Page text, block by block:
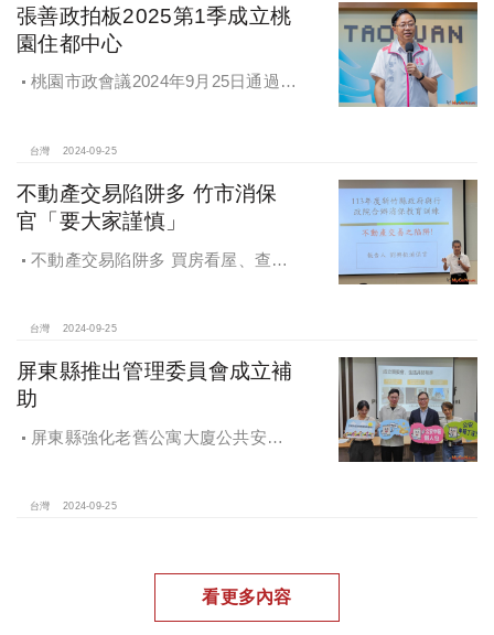
張善政拍板2025第1季成立桃
園住都中心
桃園市政會議2024年9月25日通過
住都中心
台灣 2024-09-25
不動產交易陷阱多 竹市消保
官「要大家謹慎」
不動產交易陷阱多 買房看屋、查
台灣 2024-09-25
屏東縣推出管理委員會成立補
助
屏東縣強化老舊公寓大廈公共安全
台灣 2024-09-25
看更多內容